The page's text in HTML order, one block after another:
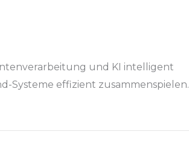
und KI intelligent
Systeme effizient zusammenspielen.